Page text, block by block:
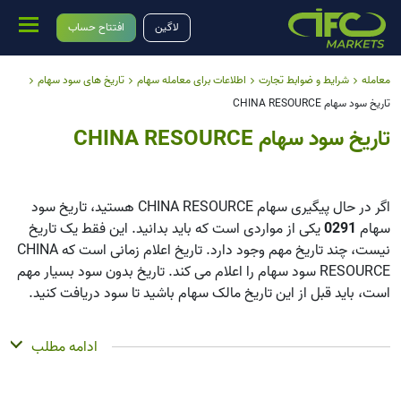
لاگین افتتاح حساب
معامله شرایط و ضوابط تجارت اطلاعات برای معامله سهام
تاریخ های سود سهام
تاریخ سود سهام CHINA RESOURCE
تاریخ سود سهام CHINA RESOURCE
اگر در حال پیگیری سهام CHINA RESOURCE هستید، تاریخ سود
سهام 0291یکی از مواردی است که باید بدانید. این فقط یک تاریخ
نیست، چند تاریخ مهم وجود دارد. تاریخ اعلام زمانی است که CHINA
RESOURCE سود سهام را اعلام می کند. تاریخ بدون سود بسیار مهم
است، باید قبل از این تاریخ مالک سهام باشید تا سود دریافت کنید.
تاریخ ثبت زمانی است که CHINA RESOURCE فهرست سهامداران
خود را بررسی می کند، و تاریخ پرداخت زمانی است که واقعاً پول را
ادامه مطلب